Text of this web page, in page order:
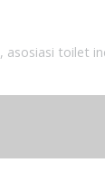
, asosiasi toilet